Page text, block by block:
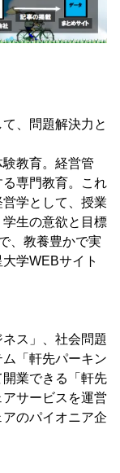
、問題解決力と
教育。経営管
専門教育。これ
学として、授業
生の意欲と目標
、教養豊かで実
学WEBサイト
ス」、社会問題
「軒先パーキン
業できる「軒先
サービスを運営
のパイオニア企